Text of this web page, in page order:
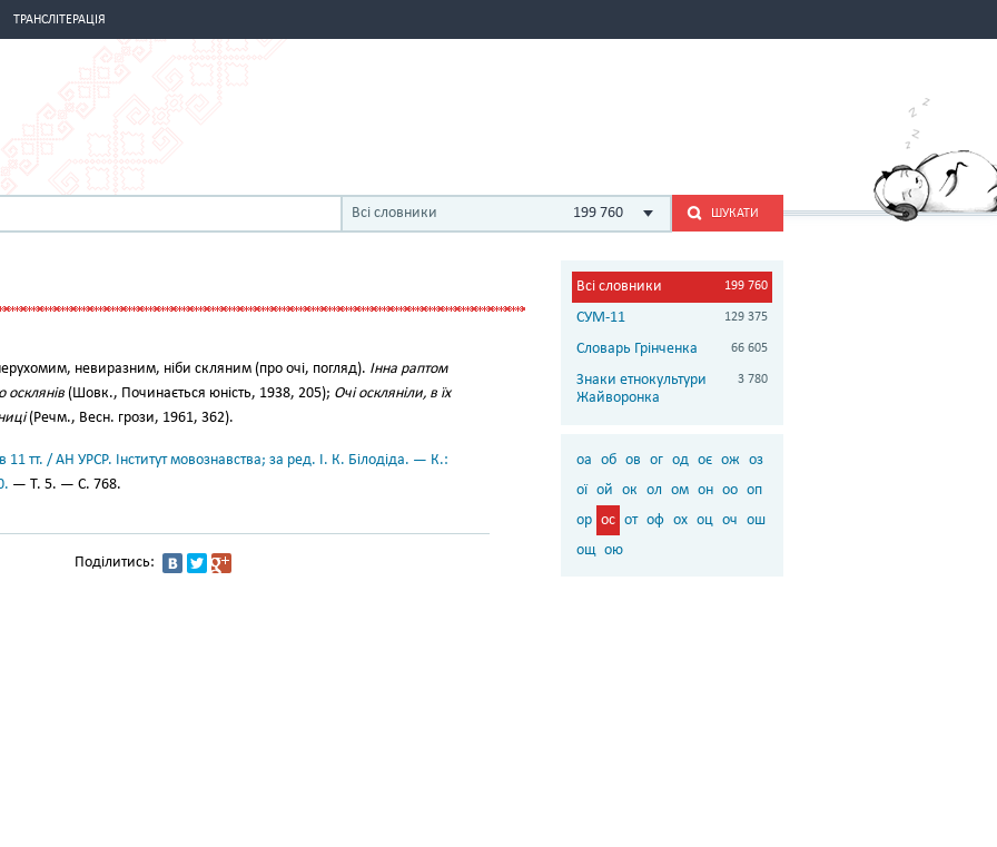
ТРАНСЛІТЕРАЦІЯ
Всі словники 199 760 ШУКАТИ
невиразним, ніби скляним (про очі, погляд). Інна раптом
осклянів (Шовк., Починається юність, 1938, 205); Очі оскляніли, в їх
(Речм., Весн. грози, 1961, 362).
11 тт. / АН УРСР. Інститут мовознавства; за ред. І. К. Білодіда. — К.:
— Т. 5. — С. 768.
Поділитись:
Всі словники 199 760
СУМ-11 129 375
Словарь Грінченка 66 605
Знаки етнокультури
Жайворонка
3 780
оа об ов ог од оє ож оз
ої ой ок ол ом он оо оп
ор ос от оф ох оц оч ош
ощ ою